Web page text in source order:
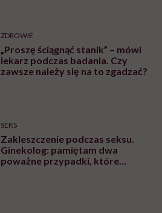
ZDROWIE
„Proszę ściągnąć stanik” – mówi
lekarz podczas badania. Czy
zawsze należy się na to zgadzać?
SEKS
Zakleszczenie podczas seksu.
Ginekolog: pamiętam dwa
poważne przypadki, które